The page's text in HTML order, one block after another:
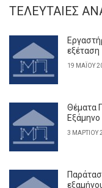
ΤΕΛΕΥΤΑΊΕΣ
εξέταση
19 ΜΑΪ́ΟΥ
Θέματα
3 ΜΑΡΤΊΟΥ